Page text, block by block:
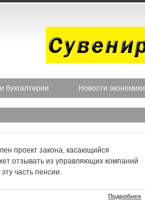
бухгалтерии Новости экономики
проект закона, касающийся
отзывать из управляющих компаний
часть пенсии.
Подробнее